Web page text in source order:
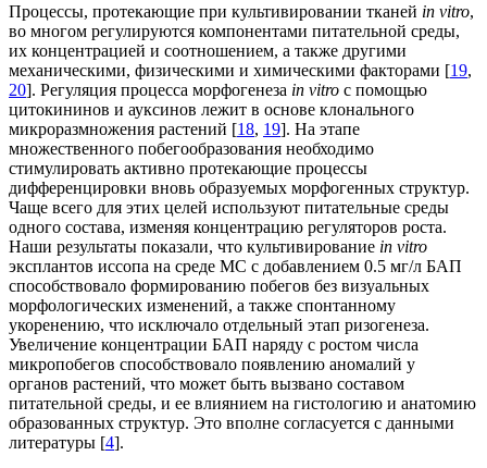
Процессы, протекающие при культивировании тканей in vitro,
во многом регулируются компонентами питательной среды,
их концентрацией и соотношением, а также другими
механическими, физическими и химическими факторами [19,
20]. Регуляция процесса морфогенеза in vitro с помощью
цитокининов и ауксинов лежит в основе клонального
микроразмножения растений [18, 19]. На этапе
множественного побегообразования необходимо
стимулировать активно протекающие процессы
дифференцировки вновь образуемых морфогенных структур.
Чаще всего для этих целей используют питательные среды
одного состава, изменяя концентрацию регуляторов роста.
Наши результаты показали, что культивирование in vitro
эксплантов иссопа на среде МС с добавлением 0.5 мг/л БАП
способствовало формированию побегов без визуальных
морфологических изменений, а также спонтанному
укоренению, что исключало отдельный этап ризогенеза.
Увеличение концентрации БАП наряду с ростом числа
микропобегов способствовало появлению аномалий у
органов растений, что может быть вызвано составом
питательной среды, и ее влиянием на гистологию и анатомию
образованных структур. Это вполне согласуется с данными
литературы [4].